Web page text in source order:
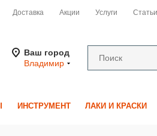
Доставка Акции Услуги Статьи
Ваш город
Владимир
ИНСТРУМЕНТ ЛАКИ И КРАСКИ